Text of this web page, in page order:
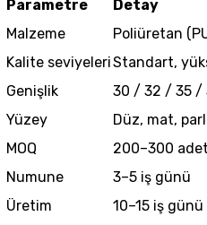
Parametre
Detay
Malzeme
Poliüretan
Kalite seviyeleriStandart,
Genişlik
30 / 32 / 35 /
Yüzey
Düz, mat,
MOQ
200–300
Numune
3–5 iş günü
Üretim
10–15 iş günü